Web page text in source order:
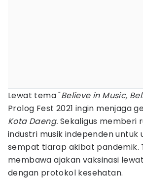
Lewat tema "Believe in Music,
Prolog Fest 2021 ingin menjaga
Kota Daeng. Sekaligus memberi
industri musik independen untuk
sempat tiarap akibat pandemik.
membawa ajakan vaksinasi lewat
dengan protokol kesehatan.